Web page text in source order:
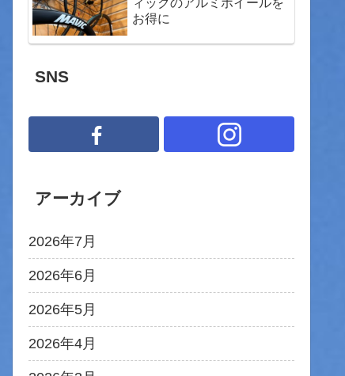
ィックのアルミホイールを
お得に
SNS
アーカイブ
2026年7月
2026年6月
2026年5月
2026年4月